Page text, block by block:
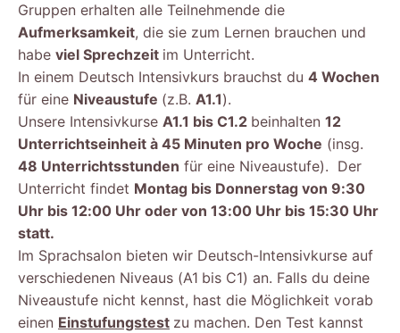
Gruppen erhalten alle Teilnehmende die
Aufmerksamkeit, die sie zum Lernen brauchen und
habe viel Sprechzeit im Unterricht.
In einem Deutsch Intensivkurs brauchst du 4 Wochen
für eine Niveaustufe (z.B. A1.1).
Unsere Intensivkurse A1.1 bis C1.2 beinhalten 12
Unterrichtseinheit à 45 Minuten pro Woche (insg.
48 Unterrichtsstunden für eine Niveaustufe). Der
Unterricht findet Montag bis Donnerstag von 9:30
Uhr bis 12:00 Uhr oder von 13:00 Uhr bis 15:30 Uhr
statt.
Im Sprachsalon bieten wir Deutsch-Intensivkurse auf
verschiedenen Niveaus (A1 bis C1) an. Falls du deine
Niveaustufe nicht kennst, hast die Möglichkeit vorab
einen Einstufungstest zu machen. Den Test kannst